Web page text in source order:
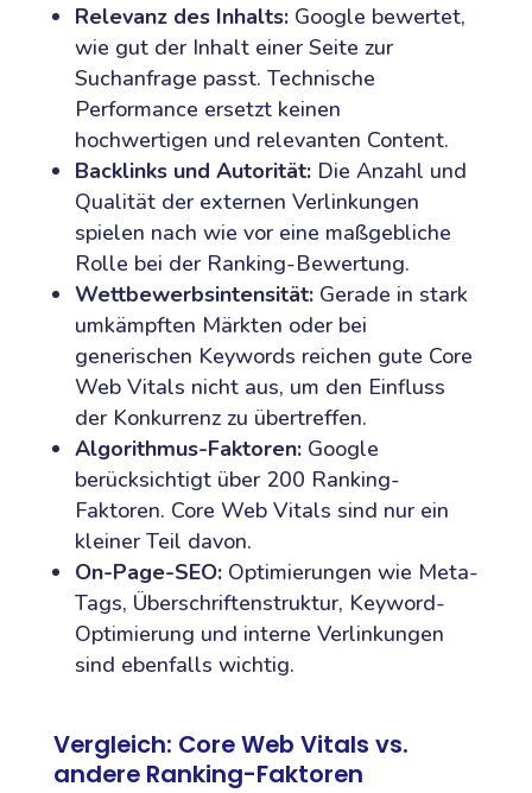
Relevanz des Inhalts:Google bewertet,
wie gut der Inhalt einer Seite zur
Suchanfrage passt. Technische
Performance ersetzt keinen
hochwertigen und relevanten Content.
Backlinks und Autorität:Die Anzahl und
Qualität der externen Verlinkungen
spielen nach wie vor eine maßgebliche
Rolle bei der Ranking-Bewertung.
Wettbewerbsintensität:Gerade in stark
umkämpften Märkten oder bei
generischen Keywords reichen gute Core
Web Vitals nicht aus, um den Einfluss
der Konkurrenz zu übertreffen.
Algorithmus-Faktoren:Google
berücksichtigt über 200 Ranking-
Faktoren. Core Web Vitals sind nur ein
kleiner Teil davon.
On-Page-SEO:Optimierungen wie Meta-
Tags, Überschriftenstruktur, Keyword-
Optimierung und interne Verlinkungen
sind ebenfalls wichtig.
Vergleich: Core Web Vitals vs.
andere Ranking-Faktoren